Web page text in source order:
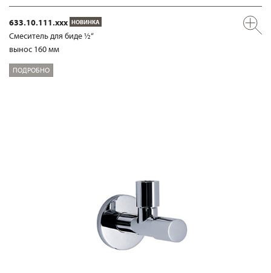
633.10.111.xxx НОВИНКА
Смеситель для биде ½“
вынос 160 мм
ПОДРОБНО